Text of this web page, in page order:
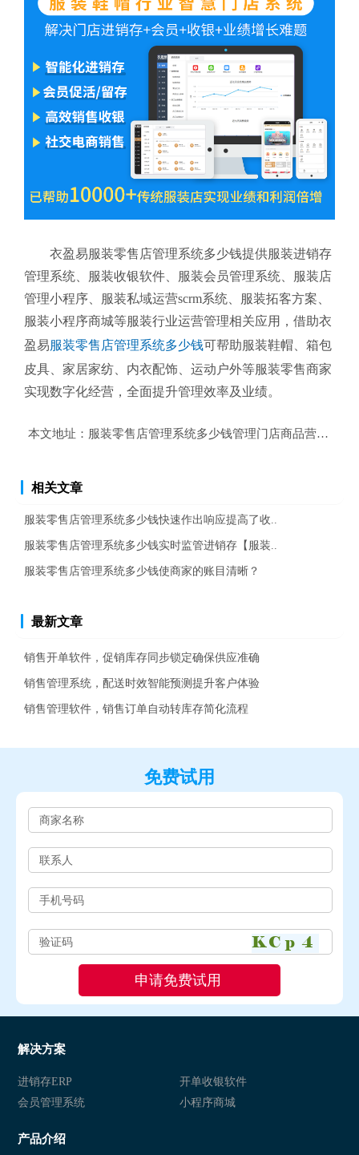
衣盈易服装零售店管理系统多少钱提供服装进销存
管理系统、服装收银软件、服装会员管理系统、服装店
管理小程序、服装私域运营scrm系统、服装拓客方案、
服装小程序商城等服装行业运营管理相关应用，借助衣
盈易服装零售店管理系统多少钱可帮助服装鞋帽、箱包
皮具、家居家纺、内衣配饰、运动户外等服装零售商家
实现数字化经营，全面提升管理效率及业绩。
本文地址： 服装零售店管理系统多少钱管理门店商品营销【服
相关文章
服装零售店管理系统多少钱快速作出响应提高了收..
服装零售店管理系统多少钱实时监管进销存【服装..
服装零售店管理系统多少钱使商家的账目清晰？
最新文章
销售开单软件，促销库存同步锁定确保供应准确
销售管理系统，配送时效智能预测提升客户体验
销售管理软件，销售订单自动转库存简化流程
免费试用
解决方案
进销存ERP
开单收银软件
会员管理系统
小程序商城
产品介绍